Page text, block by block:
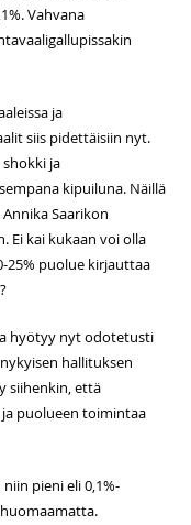
Vahvana
ja
siis pidettäisiin nyt.
ja
kipuiluna. Näillä
Saarikon
Ei kai kukaan voi olla
25% puolue kirjauttaa
hyötyy nyt odotetusti
hallituksen
siihenkin, että
puolueen toimintaa
pieni eli 0,1%-